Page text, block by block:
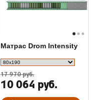
Матрас Drom Intensity
17 970 руб.
10 064 руб.